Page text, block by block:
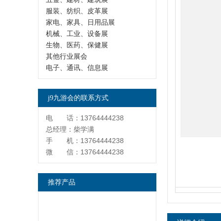
服装、纺织、皮革展
家电、家具、日用品展
机械、工业、设备展
生物、医药、保健展
其他行业展会
电子、通讯、信息展
j9九游会的联系方式
电 话：13764444238
总经理：柴学满
手 机：13764444238
微 信：13764444238
推荐产品